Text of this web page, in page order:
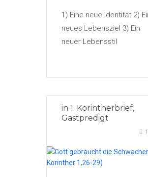
1) Eine neue Identität 2)
neues Lebensziel 3) Ein
neuer Lebensstil
in 1. Korintherbrief,
Gastpredigt